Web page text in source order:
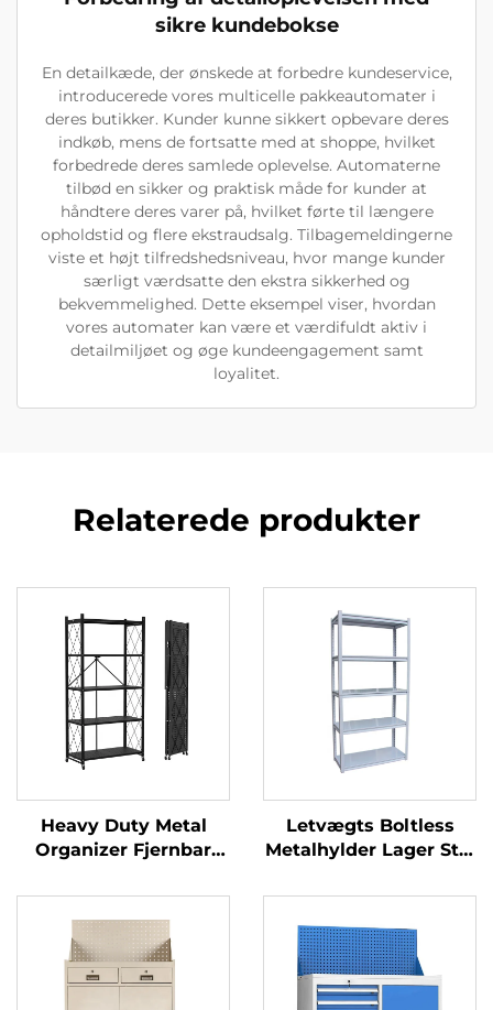
sikre kundebokse
En detailkæde, der ønskede at forbedre kundeservice,
introducerede vores multicelle pakkeautomater i
deres butikker. Kunder kunne sikkert opbevare deres
indkøb, mens de fortsatte med at shoppe, hvilket
forbedrede deres samlede oplevelse. Automaterne
tilbød en sikker og praktisk måde for kunder at
håndtere deres varer på, hvilket førte til længere
opholdstid og flere ekstraudsalg. Tilbagemeldingerne
viste et højt tilfredshedsniveau, hvor mange kunder
særligt værdsatte den ekstra sikkerhed og
bekvemmelighed. Dette eksempel viser, hvordan
vores automater kan være et værdifuldt aktiv i
detailmiljøet og øge kundeengagement samt
loyalitet.
Relaterede produkter
Heavy Duty Metal
Organizer Fjernbar
Opbevaringshylde
Foldbar
Ståludstillingsstativ
Rack med Låsbare
Letvægts Boltless
Metalhylder Lager Stål
Hylde Supermarked
Udstillingsstativ
Butikshylder